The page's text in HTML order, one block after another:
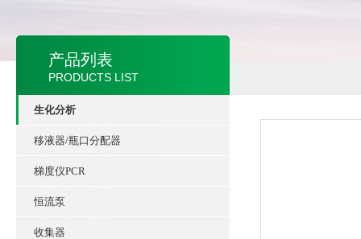
产品列表
PRODUCTS LIST
生化分析
移液器/瓶口分配器
梯度仪PCR
恒流泵
收集器